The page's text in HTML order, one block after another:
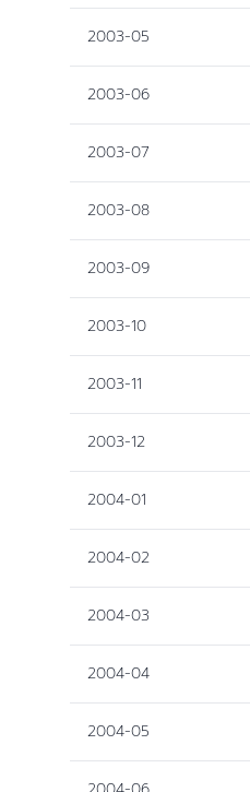
2003-05
2003-06
2003-07
2003-08
2003-09
2003-10
2003-11
2003-12
2004-01
2004-02
2004-03
2004-04
2004-05